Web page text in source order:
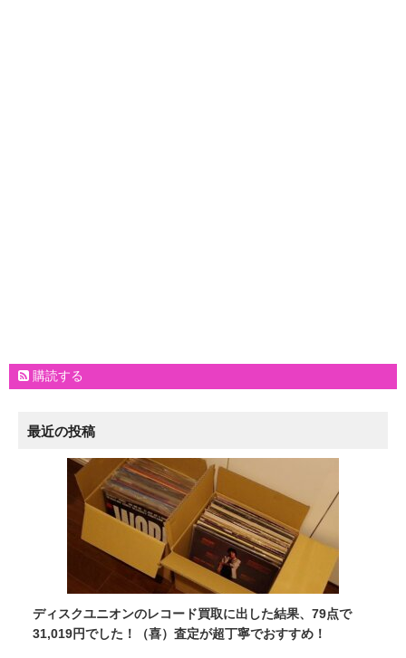
購読する
最近の投稿
ディスクユニオンのレコード買取に出した結果、79点で
31,019円でした！（喜）査定が超丁寧でおすすめ！